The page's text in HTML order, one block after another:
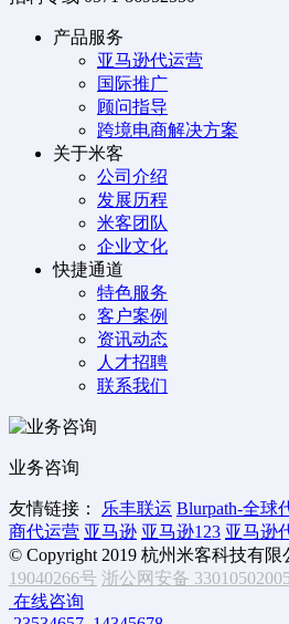
产品服务
亚马逊代运营
国际推广
顾问指导
跨境电商解决方案
关于米客
公司介绍
发展历程
米客团队
企业文化
快捷通道
特色服务
客户案例
资讯动态
人才招聘
联系我们
业务咨询
友情链接： 乐丰联运 Blurpath-全球
商代运营 亚马逊 亚马逊123 亚马逊
© Copyright 2019 杭州米客科技有
19040266号 浙公网安备
在线咨询